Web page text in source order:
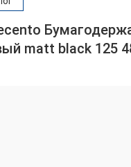
matt black 125